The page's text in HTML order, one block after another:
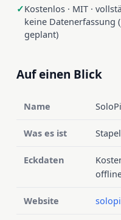
Kostenlos · MIT ·
keine Datenerfassung
geplant)
Auf einen Blick
Name
Was es ist
Eckdaten
Website